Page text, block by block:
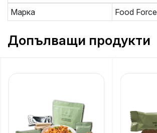
Марка
Food Force
Допълващи продукти